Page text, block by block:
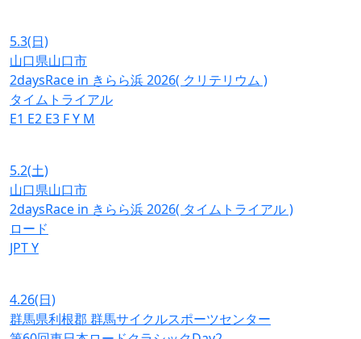
5.3(日)
山口県山口市
2daysRace in きらら浜 2026( クリテリウム )
タイムトライアル
E1 E2 E3 FY M
5.2(土)
山口県山口市
2daysRace in きらら浜 2026( タイムトライアル )
ロード
JPTY
4.26(日)
群馬県利根郡 群馬サイクルスポーツセンター